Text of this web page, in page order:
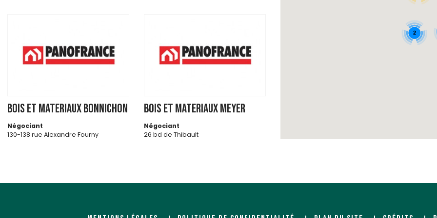
2
BOIS ET MATERIAUX BONNICHON
Négociant
130-138 rue Alexandre Fourny
BOIS ET MATERIAUX MEYER
Négociant
26 bd de Thibault